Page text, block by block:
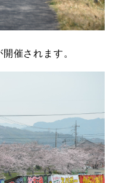
催されます。